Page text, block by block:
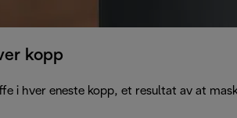
kopp
i hver eneste kopp, et resultat av at